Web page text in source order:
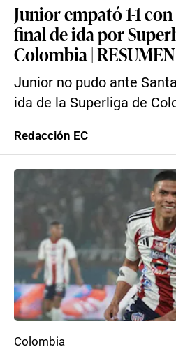
Junior empató 1-1
final de ida por
Colombia |
Junior no pudo ante
ida de la Superliga de
Redacción EC
Colombia